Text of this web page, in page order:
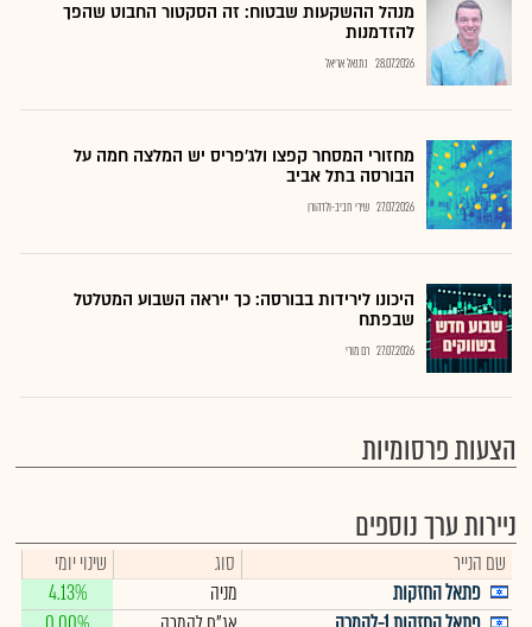
מנהל ההשקעות שבטוח: זה הסקטור החבוט שהפך
להזדמנות
28.07.2026 נתנאל אריאל
מחזורי המסחר קפצו ולג'פריס יש המלצה חמה על
הבורסה בתל אביב
27.07.2026 שירי חביב-ולדהורן
היכונו לירידות בבורסה: כך ייראה השבוע המטלטל
שבפתח
27.07.2026 רם מורי
הצעות פרסומיות
ניירות ערך נוספים
שם הנייר סוג
שינוי יומי
פתאל החזקות
מניה
4.13%